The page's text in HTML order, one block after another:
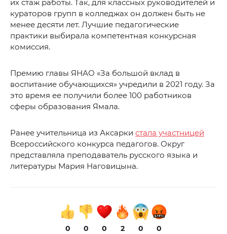
их стаж работы. Так, для классных руководителей и
кураторов групп в колледжах он должен быть не
менее десяти лет. Лучшие педагогические
практики выбирала компетентная конкурсная
комиссия.
Премию главы ЯНАО «За большой вклад в
воспитание обучающихся» учредили в 2021 году. За
это время ее получили более 100 работников
сферы образования Ямала.
Ранее учительница из Аксарки стала участницей
Всероссийского конкурса педагогов. Округ
представляла преподаватель русского языка и
литературы Мария Наговицына.
0 0 0 2 0 0